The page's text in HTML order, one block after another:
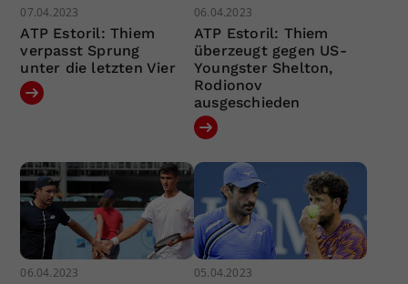
07.04.2023
ATP Estoril: Thiem
verpasst Sprung
unter die letzten Vier
06.04.2023
ATP Estoril: Thiem
überzeugt gegen US-
Youngster Shelton,
Rodionov
ausgeschieden
06.04.2023 05.04.2023